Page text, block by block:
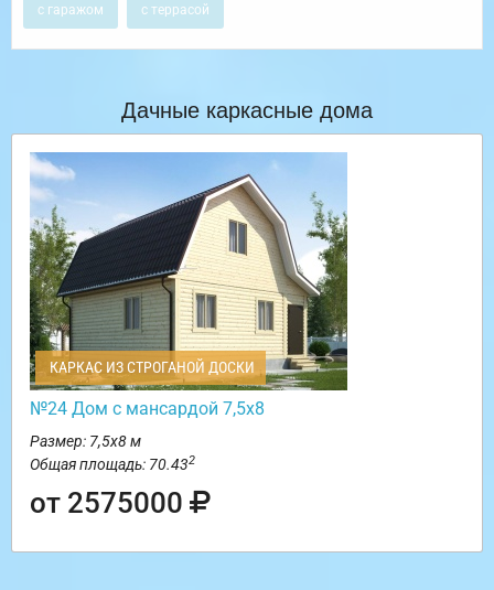
с гаражом с террасой
Дачные каркасные дома
КАРКАС ИЗ СТРОГАНОЙ ДОСКИ
№24 Дом с мансардой 7,5х8
Размер: 7,5х8 м
Общая площадь: 70.432
от 2575000